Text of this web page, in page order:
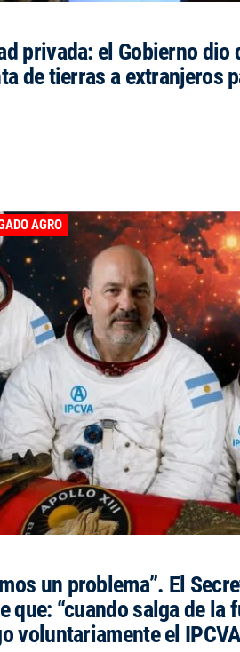
privada: el Gobierno dio
de tierras a extranjeros
AGRO
un problema”. El
que: “cuando salga de la
voluntariamente el